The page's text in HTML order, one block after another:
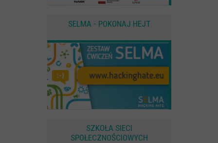
SELMA - POKONAJ HEJT
SZKOŁA SIECI
SPOŁECZNOŚCIOWYCH